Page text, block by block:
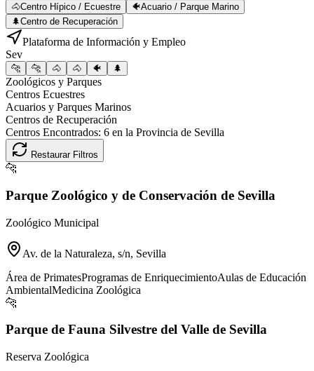
🐴Centro Hípico / Ecuestre 🐠Acuario / Parque Marino
🌲Centro de Recuperación
Plataforma de Información y Empleo
Sev
🐆 🐆 🐴 🐴 🐠 🌲
Zoológicos y Parques
Centros Ecuestres
Acuarios y Parques Marinos
Centros de Recuperación
Centros Encontrados: 6 en la Provincia de Sevilla
Restaurar Filtros
🐆
Parque Zoológico y de Conservación de Sevilla
Zoológico Municipal
Av. de la Naturaleza, s/n, Sevilla
Área de PrimatesProgramas de EnriquecimientoAulas de Educación
AmbientalMedicina Zoológica
🐆
Parque de Fauna Silvestre del Valle de Sevilla
Reserva Zoológica